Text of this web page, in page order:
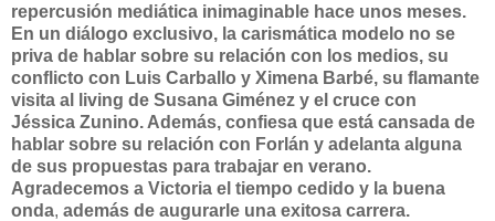
repercusión mediática inimaginable hace unos meses.
En un diálogo exclusivo, la carismática modelo no se
priva de hablar sobre su relación con los medios, su
conflicto con Luis Carballo y Ximena Barbé, su flamante
visita al living de Susana Giménez y el cruce con
Jéssica Zunino. Además, confiesa que está cansada de
hablar sobre su relación con Forlán y adelanta alguna
de sus propuestas para trabajar en verano.
Agradecemos a Victoria el tiempo cedido y la buena
onda, además de augurarle una exitosa carrera.